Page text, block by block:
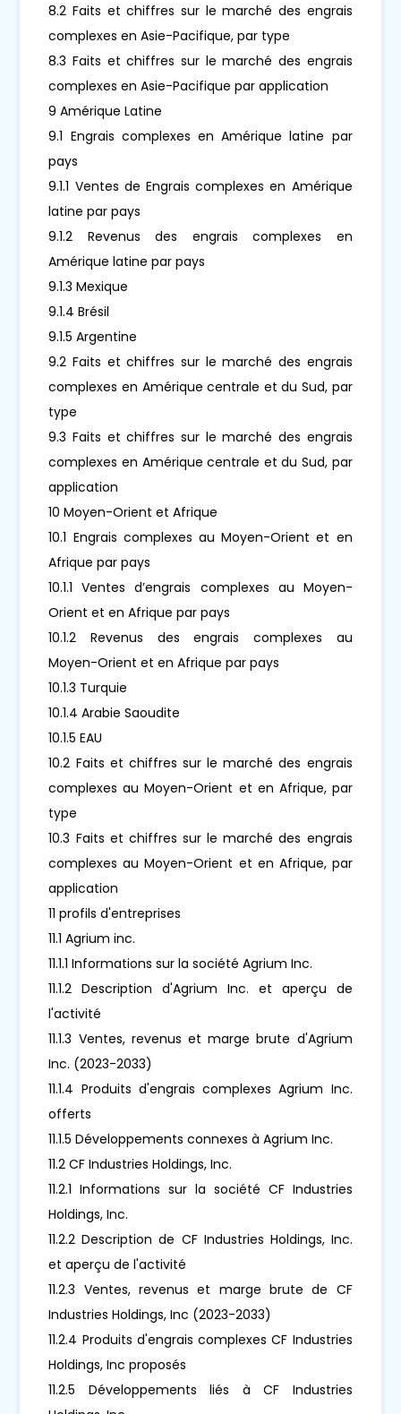
8.2 Faits et chiffres sur le marché des engrais
complexes en Asie-Pacifique, par type
8.3 Faits et chiffres sur le marché des engrais
complexes en Asie-Pacifique par application
9 Amérique Latine
9.1 Engrais complexes en Amérique latine par
pays
9.1.1 Ventes de Engrais complexes en Amérique
latine par pays
9.1.2 Revenus des engrais complexes en
Amérique latine par pays
9.1.3 Mexique
9.1.4 Brésil
9.1.5 Argentine
9.2 Faits et chiffres sur le marché des engrais
complexes en Amérique centrale et du Sud, par
type
9.3 Faits et chiffres sur le marché des engrais
complexes en Amérique centrale et du Sud, par
application
10 Moyen-Orient et Afrique
10.1 Engrais complexes au Moyen-Orient et en
Afrique par pays
10.1.1 Ventes d’engrais complexes au Moyen-
Orient et en Afrique par pays
10.1.2 Revenus des engrais complexes au
Moyen-Orient et en Afrique par pays
10.1.3 Turquie
10.1.4 Arabie Saoudite
10.1.5 EAU
10.2 Faits et chiffres sur le marché des engrais
complexes au Moyen-Orient et en Afrique, par
type
10.3 Faits et chiffres sur le marché des engrais
complexes au Moyen-Orient et en Afrique, par
application
11 profils d'entreprises
11.1 Agrium inc.
11.1.1 Informations sur la société Agrium Inc.
11.1.2 Description d'Agrium Inc. et aperçu de
l'activité
11.1.3 Ventes, revenus et marge brute d'Agrium
Inc. (2023-2033)
11.1.4 Produits d'engrais complexes Agrium Inc.
offerts
11.1.5 Développements connexes à Agrium Inc.
11.2 CF Industries Holdings, Inc.
11.2.1 Informations sur la société CF Industries
Holdings, Inc.
11.2.2 Description de CF Industries Holdings, Inc.
et aperçu de l'activité
11.2.3 Ventes, revenus et marge brute de CF
Industries Holdings, Inc (2023-2033)
11.2.4 Produits d'engrais complexes CF Industries
Holdings, Inc proposés
11.2.5 Développements liés à CF Industries